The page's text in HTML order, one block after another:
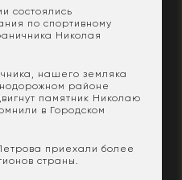
состоялись
по спортивному
Николая
нашего земляка
районе
памятник Николаю
в Городском
приехали более
страны.